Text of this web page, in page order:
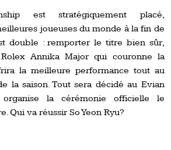
est stratégiquement placé,
joueuses du monde à la fin de
double : remporter le titre bien sûr,
Annika Major qui couronne la
la meilleure performance tout au
la saison. Tout sera décidé au Evian
organise la cérémonie officielle le
Qui va réussir So Yeon Ryu?